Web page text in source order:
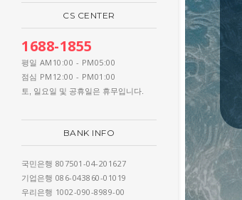
CS CENTER
1688-1855
평일 AM10:00 - PM05:00
점심 PM12:00 - PM01:00
토, 일요일 및 공휴일은 휴무입니다.
BANK INFO
국민은행 807501-04-201627
기업은행 086-043860-01019
우리은행 1002-090-8989-00